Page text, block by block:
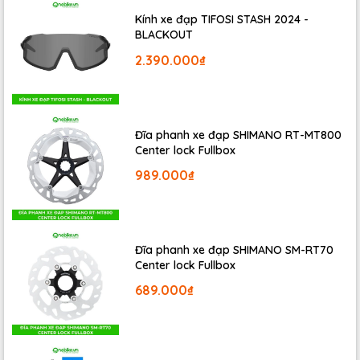
Cấu trúc bánh xe vành 2 lớp bền bỉ, giúp bạn tự tin chinh
phục nhiều cung đường.
Kính xe đạp TIFOSI STASH 2024 -
BLACKOUT
2.390.000₫
Đĩa phanh xe đạp SHIMANO RT-MT800
Center lock Fullbox
989.000₫
Đĩa phanh xe đạp SHIMANO SM-RT70
Center lock Fullbox
689.000₫